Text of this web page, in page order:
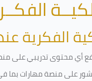
الفكرية
محتوى تدريبي على منصة
على منصة مهارات بما في